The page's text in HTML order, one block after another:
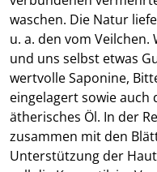
waschen. Die Natur
u. a. den vom
und uns selbst etwas
wertvolle Saponine,
eingelagert sowie auch
ätherisches Öl. In der
zusammen mit den
Unterstützung der